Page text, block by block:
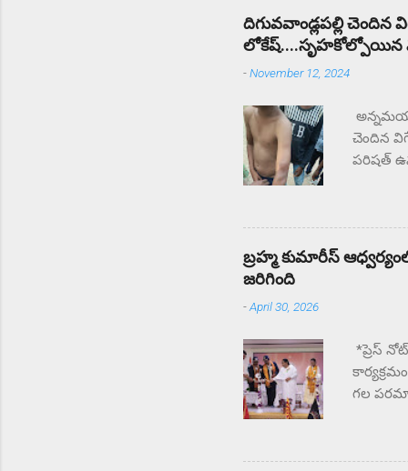
దిగువవాండ్లపల్లి
లోకేష్....సృహకోల్పోయిన
-November 12, 2024
చెందిన
పరిషత్
బ్రహ్మ కుమారీస్
జరిగింది
-April 30, 2026
*ప్రెస్
గల